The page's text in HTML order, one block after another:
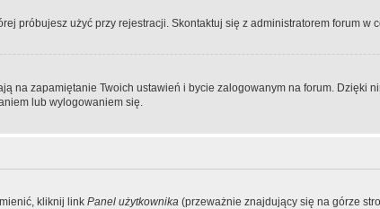
próbujesz użyć przy rejestracji. Skontaktuj się z administratorem forum w
na zapamiętanie Twoich ustawień i bycie zalogowanym na forum. Dzięki
lub wylogowaniem się.
kliknij link Panel użytkownika (przeważnie znajdujący się na górze